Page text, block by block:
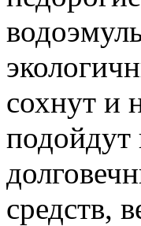
сохнут и
подойдут
средств,